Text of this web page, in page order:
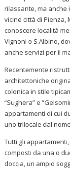
rilassante, ma
vicine città di Pienza,
conoscere località
Vignoni o S.Albino,
anche servizi per il
Recentemente
architettoniche
colonica in stile
“Sughera” e
appartamenti di cui
uno trilocale dal
Tutti gli
composti da una o
doccia, un ampio